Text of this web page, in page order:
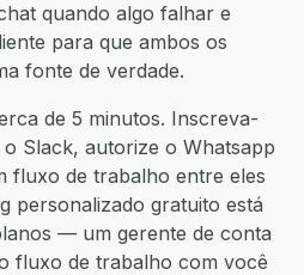
quando algo falhar e
para que ambos os
fonte de verdade.
de 5 minutos. Inscreva-
Slack, autorize o Whatsapp
fluxo de trabalho entre eles
personalizado gratuito está
— um gerente de conta
fluxo de trabalho com você